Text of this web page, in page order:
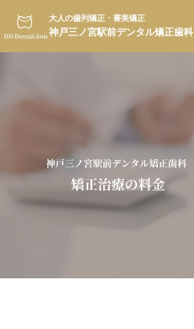
大人の歯列矯正・審美矯正
神戸三ノ宮駅前デンタル矯正歯科